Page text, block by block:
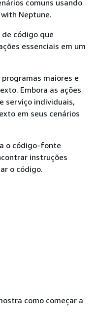
comuns usando
with Neptune.
de código que
essenciais em um
maiores e
Embora as ações
serviço individuais,
em seus cenários
o código-fonte
instruções
o código.
como começar a